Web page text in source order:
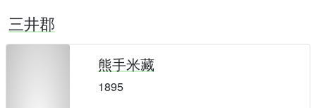
三井郡
熊手米藏
1895